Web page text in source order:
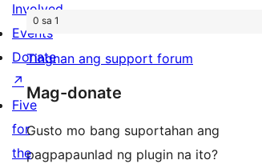
0 sa 1
Tingnan ang support forum
Mag-donate
Gusto mo bang suportahan ang
pagpapaunlad ng plugin na ito?
Involved
Events
Donate
↗
Five
for
the